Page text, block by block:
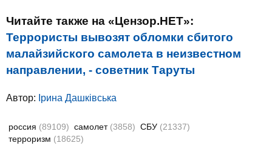
Читайте также на «Цензор.НЕТ»:
Террористы вывозят обломки сбитого
малайзийского самолета в неизвестном
направлении, - советник Таруты
Автор: Ірина Дашківська
россия (89109) самолет (3858) СБУ (21337)
терроризм (18625)